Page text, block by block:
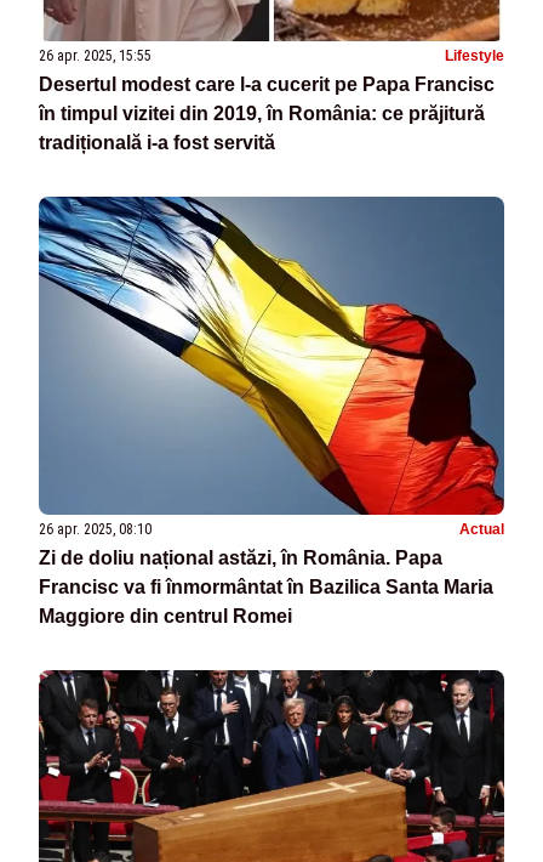
26 apr. 2025, 15:55 Lifestyle
Desertul modest care l-a cucerit pe Papa Francisc
în timpul vizitei din 2019, în România: ce prăjitură
tradițională i-a fost servită
26 apr. 2025, 08:10 Actual
Zi de doliu național astăzi, în România. Papa
Francisc va fi înmormântat în Bazilica Santa Maria
Maggiore din centrul Romei